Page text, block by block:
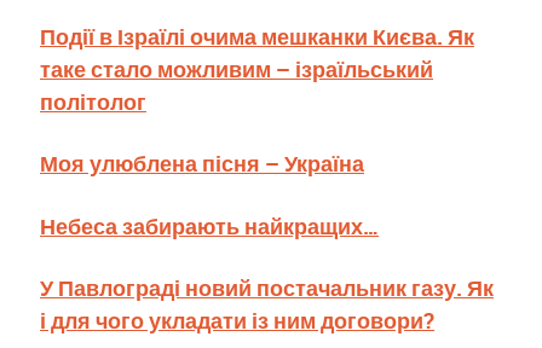
Події в Ізраїлі очима мешканки Києва. Як
таке стало можливим – ізраїльський
політолог
Моя улюблена пісня – Україна
Небеса забирають найкращих…
У Павлограді новий постачальник газу. Як
і для чого укладати із ним договори?